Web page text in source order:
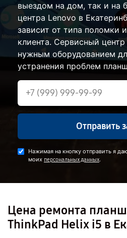
выездом на дом, так и на
центра Lenovo в
зависит от типа поломки
клиента. Сервисный
нужным оборудованием
устранения проблем
Отправить
Нажимая на кнопку отправить я
моих персональных данных.
Цена ремонта
ThinkPad Helix i5 в